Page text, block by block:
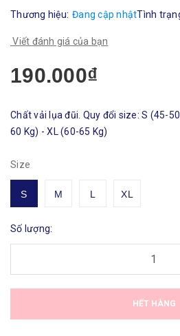
Thương hiệu: Đang cập nhậtTình
Viết đánh giá của bạn
190.000₫
Chất vải lụa đũi. Quy đổi size: S (45-
60 Kg) - XL (60-65 Kg)
Size
S M L XL
Số lượng:
HẾT HÀNG